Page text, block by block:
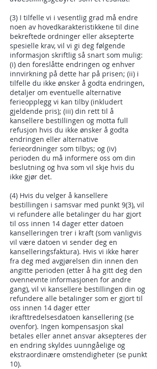
(3) I tilfelle vi i vesentlig grad må endre
noen av hovedkarakteristikkene til dine
bekreftede ordninger eller aksepterte
spesielle krav, vil vi gi deg følgende
informasjon skriftlig så snart som mulig:
(i) den foreslåtte endringen og enhver
innvirkning på dette har på prisen; (ii) i
tilfelle du ikke ønsker å godta endringen,
detaljer om eventuelle alternative
ferieopplegg vi kan tilby (inkludert
gjeldende pris); (iii) din rett til å
kansellere bestillingen og motta full
refusjon hvis du ikke ønsker å godta
endringen eller alternative
ferieordninger som tilbys; og (iv)
perioden du må informere oss om din
beslutning og hva som vil skje hvis du
ikke gjør det.
(4) Hvis du velger å kansellere
bestillingen i samsvar med punkt 9(3), vil
vi refundere alle betalinger du har gjort
til oss innen 14 dager etter datoen
kanselleringen trer i kraft (som vanligvis
vil være datoen vi sender deg en
kanselleringsfaktura). Hvis vi ikke hører
fra deg med avgjørelsen din innen den
angitte perioden (etter å ha gitt deg den
ovennevnte informasjonen for andre
gang), vil vi kansellere bestillingen din og
refundere alle betalinger som er gjort til
oss innen 14 dager etter
ikrafttredelsesdatoen kansellering (se
ovenfor). Ingen kompensasjon skal
betales eller annet ansvar aksepteres der
en endring skyldes uunngåelige og
ekstraordinære omstendigheter (se punkt
10).